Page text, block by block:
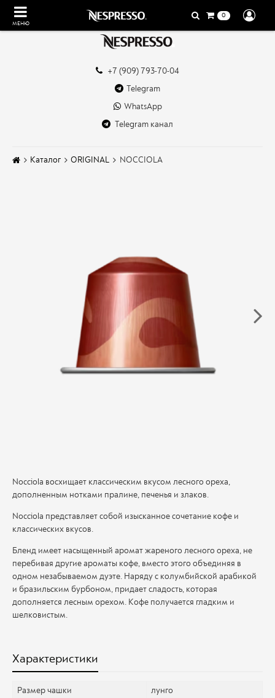
МЕНЮ
0
+7 (909) 793-70-04
Telegram
WhatsApp
Telegram канал
Каталог ORIGINAL NOCCIOLA
Nocciola восхищает классическим вкусом лесного ореха,
дополненным нотками пралине, печенья и злаков.
Nocciola представляет собой изысканное сочетание кофе и
классических вкусов.
Бленд имеет насыщенный аромат жареного лесного ореха, не
перебивая другие ароматы кофе, вместо этого объединяя в
одном незабываемом дуэте. Наряду с колумбийской арабикой
и бразильским бурбоном, придает сладость, которая
дополняется лесным орехом. Кофе получается гладким и
шелковистым.
Характеристики
Размер чашки
лунго